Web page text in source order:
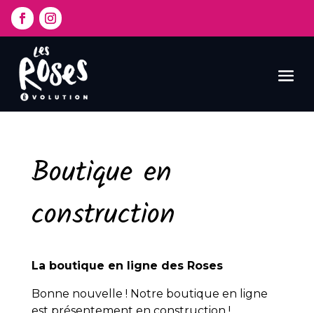
Boutique en
construction
La boutique en ligne des Roses
Bonne nouvelle ! Notre boutique en ligne